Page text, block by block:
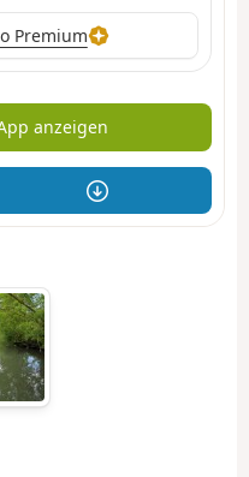
Premium
anzeigen